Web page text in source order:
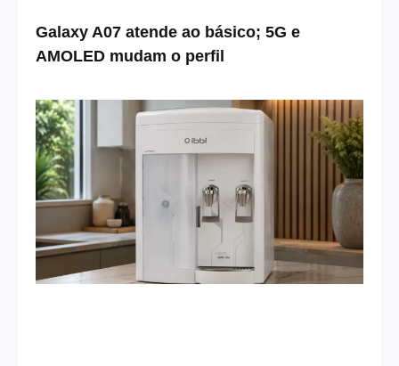
Galaxy A07 atende ao básico; 5G e
AMOLED mudam o perfil